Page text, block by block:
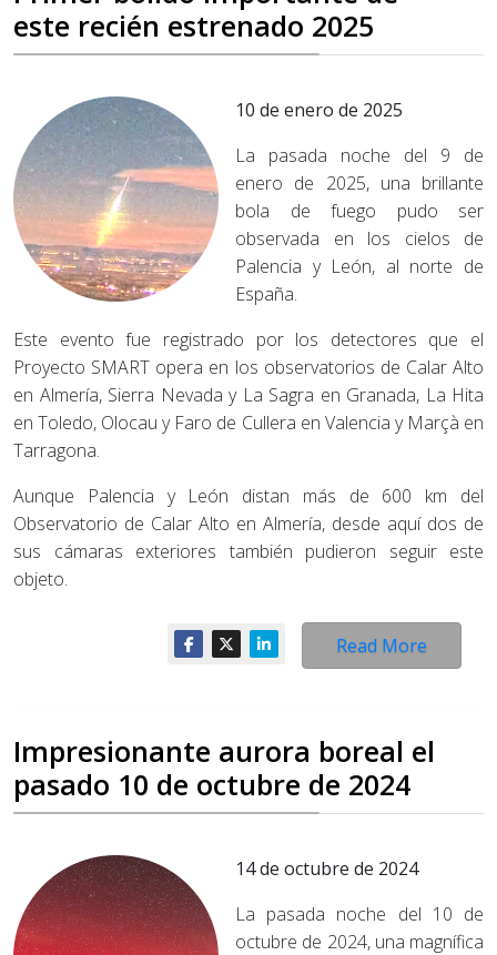
este recién estrenado 2025
10 de enero de 2025
La pasada noche del 9 de
enero de 2025, una brillante
bola de fuego pudo ser
observada en los cielos de
Palencia y León, al norte de
España.
Este evento fue registrado por los detectores que el
Proyecto SMART opera en los observatorios de Calar Alto
en Almería, Sierra Nevada y La Sagra en Granada, La Hita
en Toledo, Olocau y Faro de Cullera en Valencia y Marçà en
Tarragona.
Aunque Palencia y León distan más de 600 km del
Observatorio de Calar Alto en Almería, desde aquí dos de
sus cámaras exteriores también pudieron seguir este
objeto.
Read More
Impresionante aurora boreal el
pasado 10 de octubre de 2024
14 de octubre de 2024
La pasada noche del 10 de
octubre de 2024, una magnífica